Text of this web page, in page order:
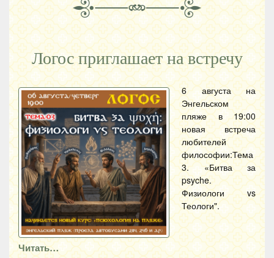
Логос приглашает на встречу
6 августа на
Энгельском
пляже в 19:00
новая встреча
любителей
философии:Тема
3. «Битва за
psyche.
Физиологи vs
Теологи".
Читать…